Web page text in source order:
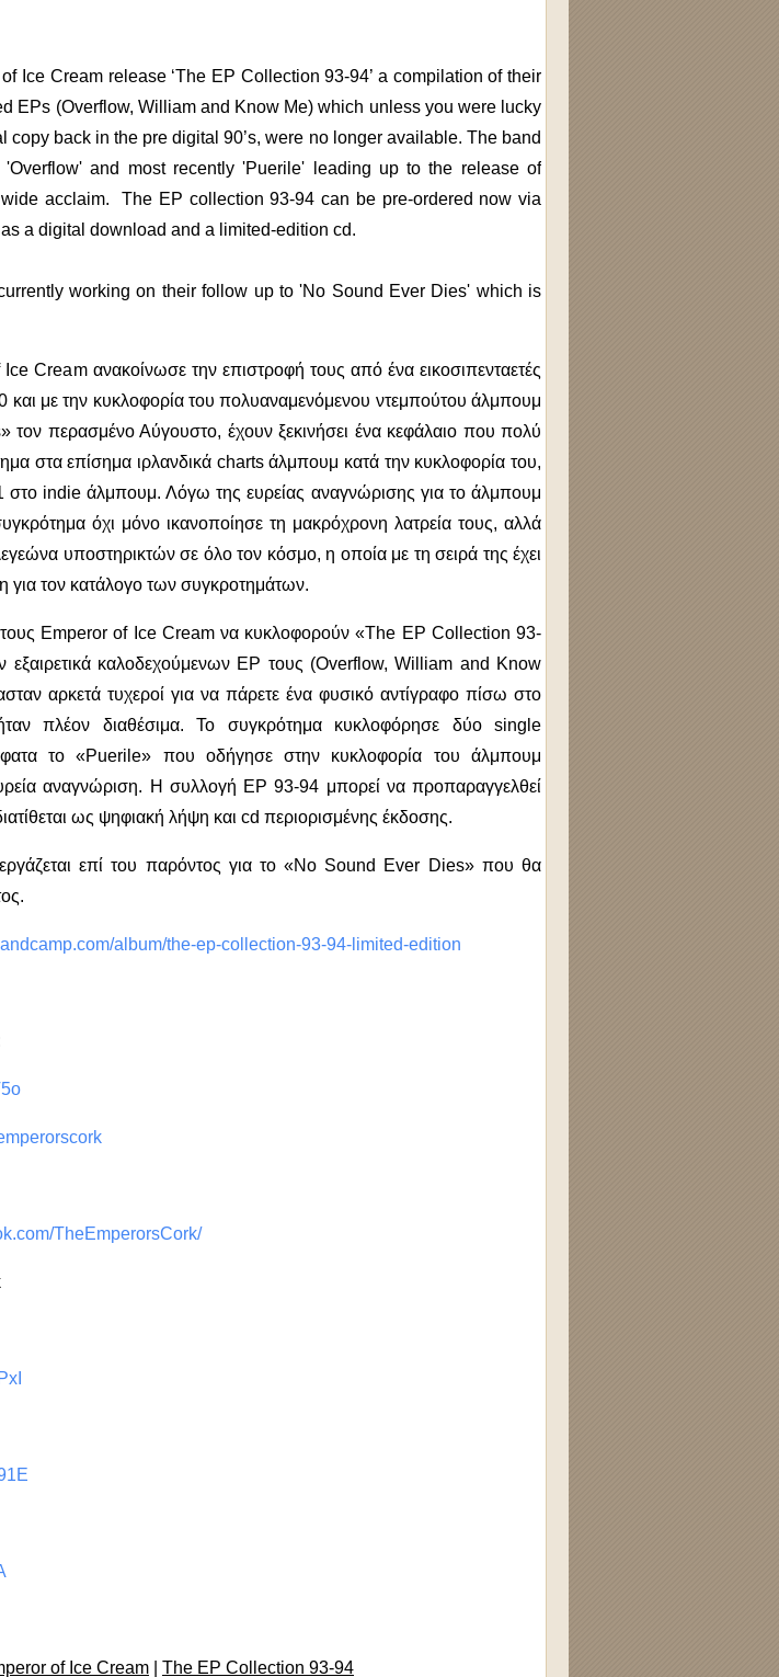
Ice Cream release ‘The EP Collection 93-94’ a compilation of their
EPs (Overflow, William and Know Me) which unless you were lucky
copy back in the pre digital 90’s, were no longer available. The band
and most recently 'Puerile' leading up to the release of
acclaim. The EP collection 93-94 can be pre-ordered now via
a digital download and a limited-edition cd.
working on their follow up to 'No Sound Ever Dies' which is
Cream ανακοίνωσε την επιστροφή τους από ένα εικοσιπενταετές
και με την κυκλοφορία του πολυαναμενόμενου ντεμπούτου άλμπουμ
περασμένο Αύγουστο, έχουν ξεκινήσει ένα κεφάλαιο που πολύ
στα επίσημα ιρλανδικά charts άλμπουμ κατά την κυκλοφορία του,
στο indie άλμπουμ. Λόγω της ευρείας αναγνώρισης για το άλμπουμ
όχι μόνο ικανοποίησε τη μακρόχρονη λατρεία τους, αλλά
υποστηρικτών σε όλο τον κόσμο, η οποία με τη σειρά της έχει
για τον κατάλογο των συγκροτημάτων.
τους Emperor of Ice Cream να κυκλοφορούν «The EP Collection 93-
εξαιρετικά καλοδεχούμενων EP τους (Overflow, William and Know
αρκετά τυχεροί για να πάρετε ένα φυσικό αντίγραφο πίσω στο
πλέον διαθέσιμα. Το συγκρότημα κυκλοφόρησε δύο single
το «Puerile» που οδήγησε στην κυκλοφορία του άλμπουμ
αναγνώριση. Η συλλογή EP 93-94 μπορεί να προπαραγγελθεί
ως ψηφιακή λήψη και cd περιορισμένης έκδοσης.
επί του παρόντος για το «No Sound Ever Dies» που θα
album/the-ep-collection-93-94-limited-edition
TheEmperorsCork/
of Ice Cream The EP Collection 93-94